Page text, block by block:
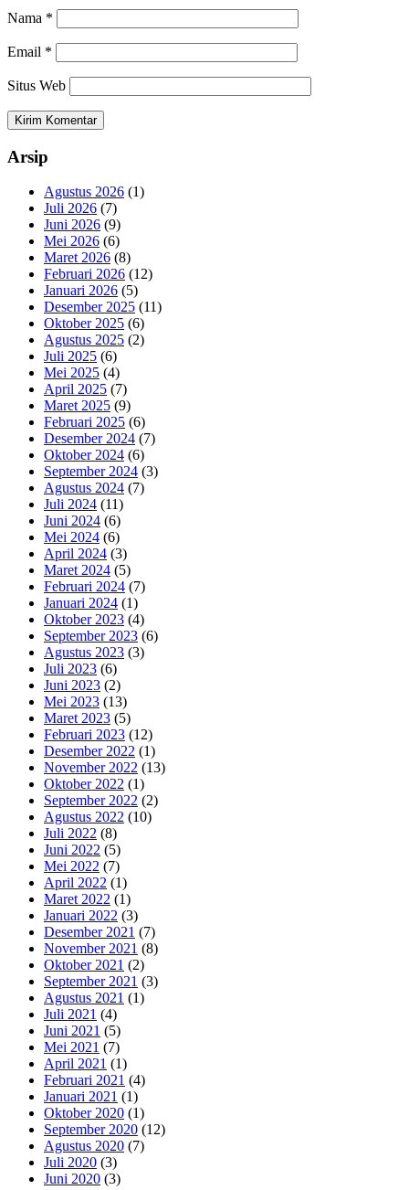
Nama *
Email *
Situs Web
Arsip
Agustus 2026 (1)
Juli 2026 (7)
Juni 2026 (9)
Mei 2026 (6)
Maret 2026 (8)
Februari 2026 (12)
Januari 2026 (5)
Desember 2025 (11)
Oktober 2025 (6)
Agustus 2025 (2)
Juli 2025 (6)
Mei 2025 (4)
April 2025 (7)
Maret 2025 (9)
Februari 2025 (6)
Desember 2024 (7)
Oktober 2024 (6)
September 2024 (3)
Agustus 2024 (7)
Juli 2024 (11)
Juni 2024 (6)
Mei 2024 (6)
April 2024 (3)
Maret 2024 (5)
Februari 2024 (7)
Januari 2024 (1)
Oktober 2023 (4)
September 2023 (6)
Agustus 2023 (3)
Juli 2023 (6)
Juni 2023 (2)
Mei 2023 (13)
Maret 2023 (5)
Februari 2023 (12)
Desember 2022 (1)
November 2022 (13)
Oktober 2022 (1)
September 2022 (2)
Agustus 2022 (10)
Juli 2022 (8)
Juni 2022 (5)
Mei 2022 (7)
April 2022 (1)
Maret 2022 (1)
Januari 2022 (3)
Desember 2021 (7)
November 2021 (8)
Oktober 2021 (2)
September 2021 (3)
Agustus 2021 (1)
Juli 2021 (4)
Juni 2021 (5)
Mei 2021 (7)
April 2021 (1)
Februari 2021 (4)
Januari 2021 (1)
Oktober 2020 (1)
September 2020 (12)
Agustus 2020 (7)
Juli 2020 (3)
Juni 2020 (3)